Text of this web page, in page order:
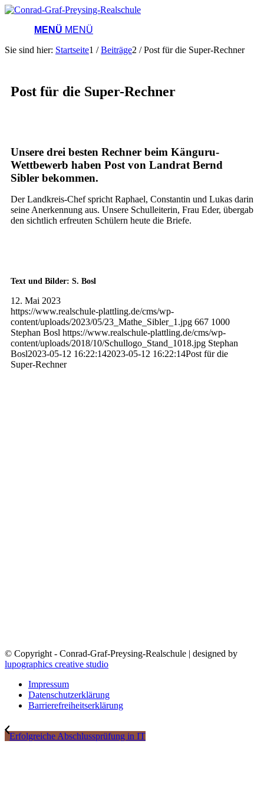
MENÜ MENÜ
Sie sind hier: Startseite1 / Beiträge2 / Post für die Super-Rechner
Post für die Super-Rechner
Unsere drei besten Rechner beim Känguru-
Wettbewerb haben Post von Landrat Bernd
Sibler bekommen.
Der Landkreis-Chef spricht Raphael, Constantin und Lukas darin
seine Anerkennung aus. Unsere Schulleiterin, Frau Eder, übergab
den sichtlich erfreuten Schülern heute die Briefe.
Text und Bilder: S. Bosl
12. Mai 2023
https://www.realschule-plattling.de/cms/wp-
content/uploads/2023/05/23_Mathe_Sibler_1.jpg 667 1000
Stephan Bosl https://www.realschule-plattling.de/cms/wp-
content/uploads/2018/10/Schullogo_Stand_1018.jpg Stephan
Bosl2023-05-12 16:22:142023-05-12 16:22:14Post für die
Super-Rechner
© Copyright - Conrad-Graf-Preysing-Realschule | designed by
lupographics creative studio
Impressum
Datenschutzerklärung
Barrierefreiheitserklärung
Erfolgreiche Abschlussprüfung in IT